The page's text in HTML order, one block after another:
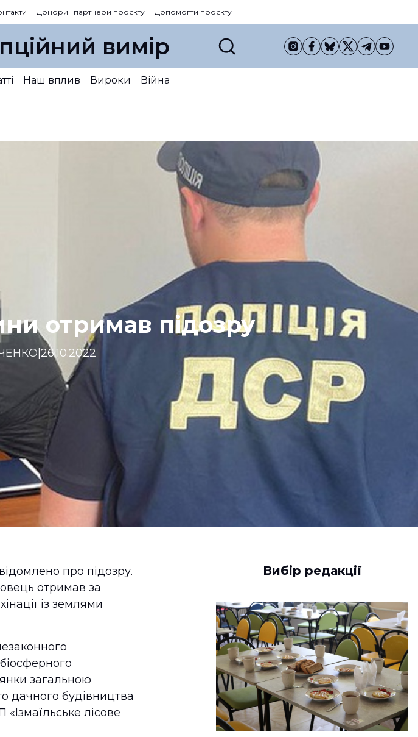
Донори і партнери проєкту Допомогти проєкту
вимір
Наш вплив Вироки Війна
отримав підозру
|26.10.2022
про підозру.
отримав за
із землями
загальною
дачного будівництва
лісове
Вибір редакції